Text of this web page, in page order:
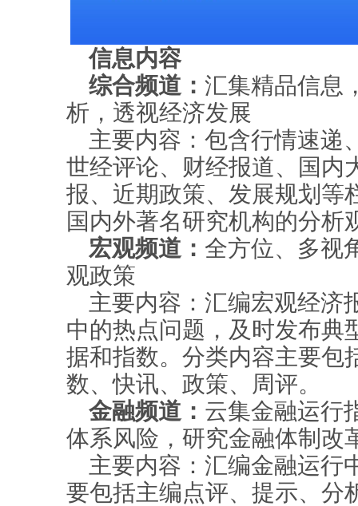
信息内容
综合频道： 汇集精品信息
析，透视经济发展
主要内容：包含行情速递
世经评论、财经报道、国内
报、近期政策、发展规划等
国内外著名研究机构的分析
宏观频道： 全方位、多视
观政策
主要内容：汇编宏观经济
中的热点问题，及时发布典
据和指数。分类内容主要包
数、快讯、政策、周评。
金融频道： 云集金融运行
体系风险，研究金融体制改
主要内容：汇编金融运行
要包括主编点评、提示、分